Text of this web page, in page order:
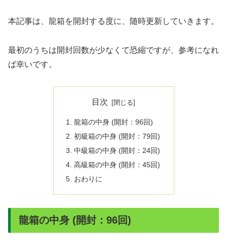
本記事は、龍箱を開封する度に、随時更新していきます。
最初のうちは開封回数が少なくて恐縮ですが、参考になれ
ば幸いです。
目次
龍箱の中身 (開封：96回)
初級箱の中身 (開封：79回)
中級箱の中身 (開封：24回)
高級箱の中身 (開封：45回)
おわりに
龍箱の中身 (開封：96回)